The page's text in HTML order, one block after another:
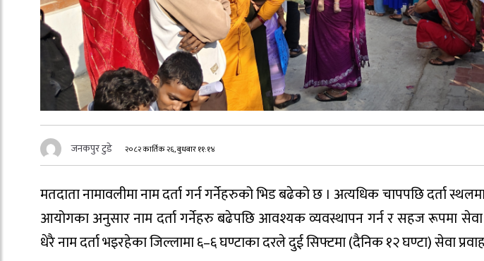
जनकपुर टुडे २०८२ कार्तिक २६, बुधबार ११:१४
मतदाता नामावलीमा नाम दर्ता गर्न गर्नेहरुको भिड बढेको छ । अत्यधिक चापपछि दर्ता
आयोगका अनुसार नाम दर्ता गर्नेहरु बढेपछि आवश्यक व्यवस्थापन गर्न र सहज रूपमा
धेरै नाम दर्ता भइरहेका जिल्लामा ६–६ घण्टाका दरले दुई सिफ्टमा (दैनिक १२ घण्टा) सेवा